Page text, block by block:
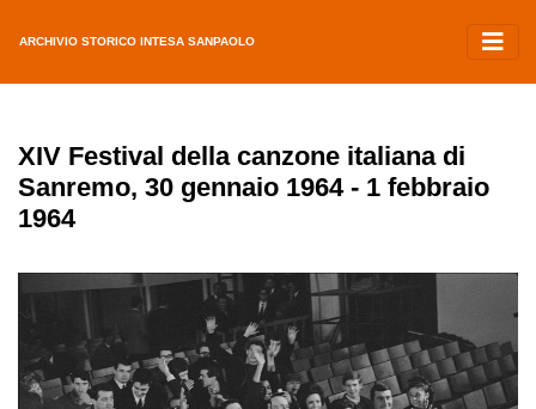
ARCHIVIO STORICO INTESA SANPAOLO
XIV Festival della canzone italiana di
Sanremo, 30 gennaio 1964 - 1 febbraio
1964